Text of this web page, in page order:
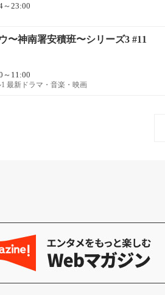
～23:00
〜神南署安積班〜シリーズ3 #11
～11:00
最新ドラマ・音楽・映画